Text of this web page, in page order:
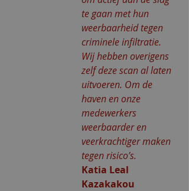
te gaan met hun
weerbaarheid tegen
criminele infiltratie.
Wij hebben overigens
zelf deze scan al laten
uitvoeren. Om de
haven en onze
medewerkers
weerbaarder en
veerkrachtiger maken
tegen risico’s.
Katia Leal
Kazakakou